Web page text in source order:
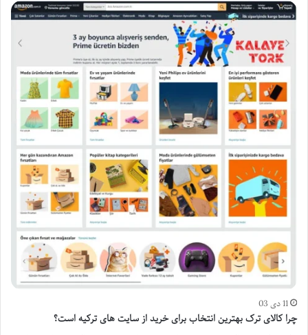
11 دی 03
چرا کالای ترک بهترین انتخاب برای خرید از سایت های ترکیه است؟